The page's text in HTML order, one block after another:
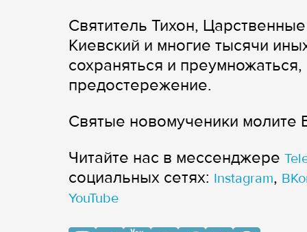
Святитель Тихон,
Киевский и многие тысячи
сохраняться и
предостережение.
Святые новомученики молите
Читайте нас в мессенджере
cоциальных сетях: Instagram,
YouTube